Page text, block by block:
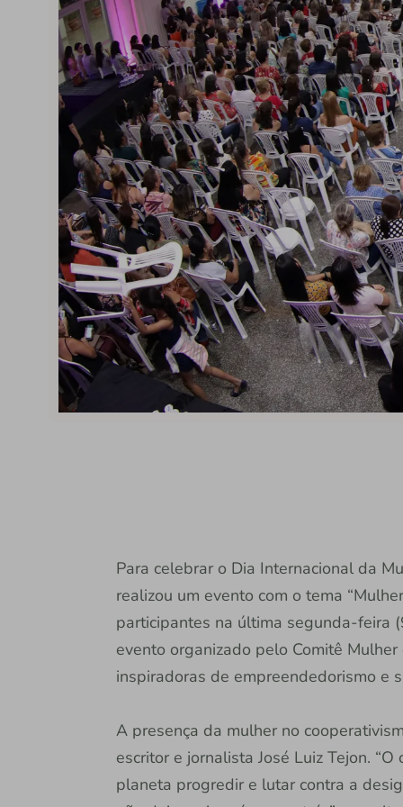
Para celebrar o Dia Internacional da
realizou um evento com o tema
participantes na última segunda-feira
evento organizado pelo Comitê
inspiradoras de empreendedorismo e
A presença da mulher no
escritor e jornalista José Luiz Tejon.
planeta progredir e lutar contra a